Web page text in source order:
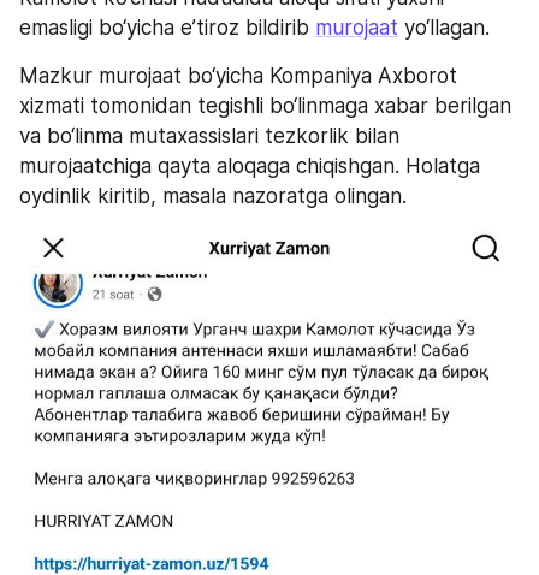
emasligi bo‘yicha e’tiroz bildirib murojaat yo‘llagan.
Mazkur murojaat bo‘yicha Kompaniya Axborot
xizmati tomonidan tegishli bo‘linmaga xabar berilgan
va bo‘linma mutaxassislari tezkorlik bilan
murojaatchiga qayta aloqaga chiqishgan. Holatga
oydinlik kiritib, masala nazoratga olingan.